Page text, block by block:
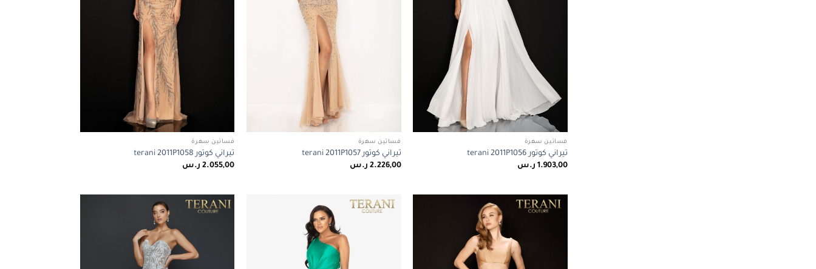
فساتين سهرة
تيراني كوتور terani 2011P1056
1.903,00 ر.س
فساتين سهرة
تيراني كوتور terani 2011P1057
2.226,00 ر.س
فساتين سهرة
تيراني كوتور terani 2011P1058
2.055,00 ر.س